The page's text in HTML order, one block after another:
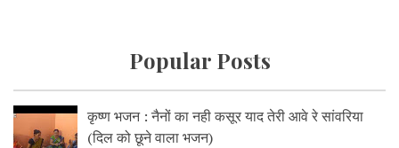
Popular Posts
कृष्ण भजन : नैनों का नही कसूर याद तेरी आवे रे सांवरिया
(दिल को छूने वाला भजन)